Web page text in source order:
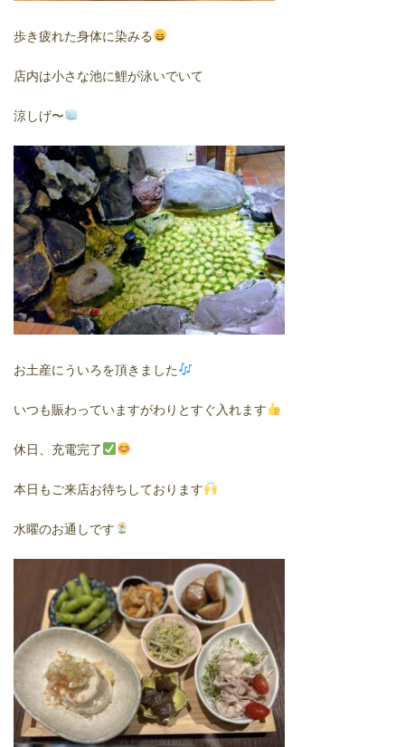
歩き疲れた身体に染みる
店内は小さな池に鯉が泳いでいて
涼しげ〜
お土産にういろを頂きました
いつも賑わっていますがわりとすぐ入れます
休日、充電完了
本日もご来店お待ちしております
水曜のお通しです